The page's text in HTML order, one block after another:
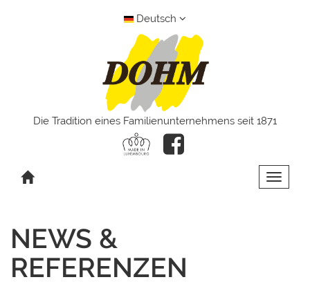
Deutsch
Die Tradition eines Familienunternehmens seit 1871
Toggle
NEWS &
REFERENZEN